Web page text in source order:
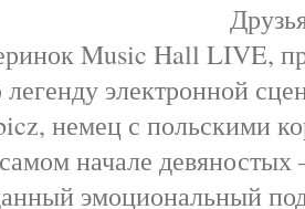
Music Hall LIVE,
электронной
немец с польскими
начале девяностых
эмоциональный